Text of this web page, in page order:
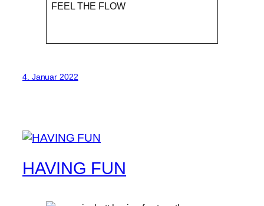
FEEL THE FLOW
4. Januar 2022
HAVING FUN